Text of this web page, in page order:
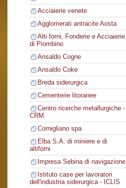
Acciaierie venete
Agglomerati antracite Aosta
Alti forni, Fonderie e Acciaierie
di Piombino
Ansaldo Cogne
Ansaldo Coke
Breda siderurgica
Cementerie litoranee
Centro ricerche metallurgiche -
CRM
Cornigliano spa
Elba S.A. di miniere e di
altiforni
Impresa Sebina di navigazione
Istituto case per lavoratori
dell'industria siderurgica - ICLIS